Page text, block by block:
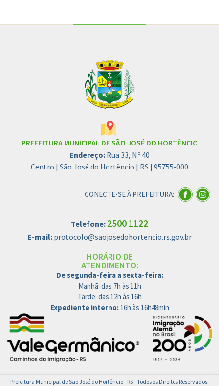
PREFEITURA MUNICIPAL DE SÃO JOSÉ DO HORTÊNCIO
Endereço: Rua 33, Nº 40
Centro | São José do Hortêncio | RS | 95755-000
CONECTE-SE À PREFEITURA:
Telefone: 2500 1122
E-mail: protocolo@saojosedohortencio.rs.gov.br
HORÁRIO DE
ATENDIMENTO:
De segunda-feira a sexta-feira:
Manhã: das 7h às 11h
Tarde: das 12h às 16h
Expediente interno: 16h às 16h48min
Prefeitura Municipal de São José do Hortêncio - RS - Todos os Direitos Reservados.